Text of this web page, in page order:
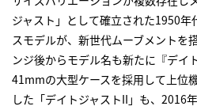
ジャスト」として確立された1950
スモデルが、新世代ムーブメントを
ンジ後からモデル名も新たに『デイ
41mmの大型ケースを採用して上位
した「デイトジャストII」も、2016